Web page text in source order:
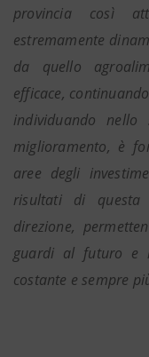
provincia così
estremamente
da quello
efficace,
individuando
miglioramento, è
aree degli
risultati di
direzione,
guardi al futuro e
costante e sempre